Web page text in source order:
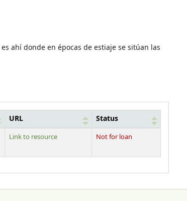
ahí donde en épocas de estiaje se sitúan las
URL Status
Link to resource Not for loan